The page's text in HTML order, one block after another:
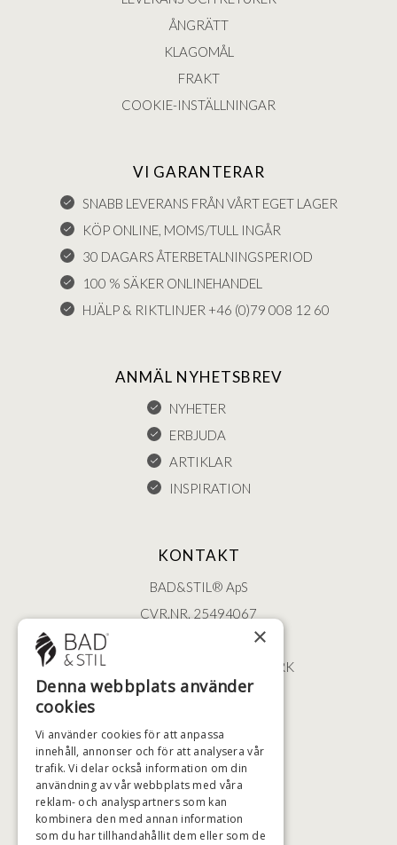
ÅNGRÄTT
KLAGOMÅL
FRAKT
COOKIE-INSTÄLLNINGAR
VI GARANTERAR
SNABB LEVERANS FRÅN VÅRT EGET LAGER
KÖP ONLINE, MOMS/TULL INGÅR
30 DAGARS ÅTERBETALNINGSPERIOD
100 % SÄKER ONLINEHANDEL
HJÄLP & RIKTLINJER +46 (0)79 008 12 60
ANMÄL NYHETSBREV
NYHETER
ERBJUDA
ARTIKLAR
INSPIRATION
KONTAKT
BAD&STIL® ApS
CVR.NR. 25494067
ØSTERBROGADE 202
2100 KØBENHAVN • DANMARK
+46 (0)79 008 12 60
HÖGSTA KREDITVÄRDIGHET
×
Denna webbplats använder
cookies
Vi använder cookies för att anpassa
innehåll, annonser och för att analysera vår
trafik. Vi delar också information om din
användning av vår webbplats med våra
reklam- och analyspartners som kan
kombinera den med annan information
som du har tillhandahållit dem eller som de